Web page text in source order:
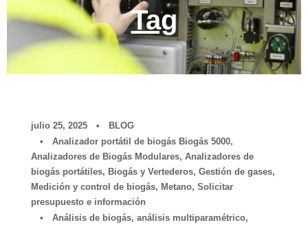
Tag
julio 25, 2025 •
BLOG
•
Analizador portátil de biogás Biogás 5000,
Analizadores de Biogás Modulares, Analizadores de
biogás portátiles, Biogás y Vertederos, Gestión de gases,
Medición y control de biogás, Metano, Solicitar
presupuesto e información
•
Análisis de biogás, análisis multiparamétrico,